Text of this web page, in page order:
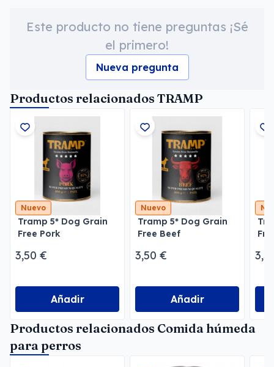
Este producto no tiene preguntas ¡Sé
el primero!
Nueva pregunta
Productos relacionados TRAMP
Nuevo
Tramp 5* Dog Grain
Free Pork
3,50 €
Añadir
Nuevo
Tramp 5* Dog Grain
Free Beef
3,50 €
Añadir
Productos relacionados Comida húmeda
para perros